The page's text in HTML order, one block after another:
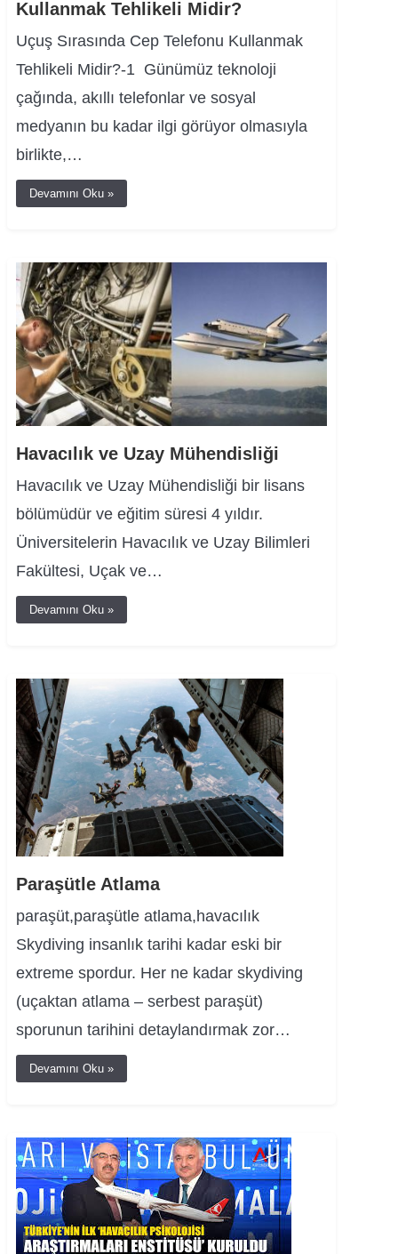
Kullanmak Tehlikeli Midir?
Uçuş Sırasında Cep Telefonu Kullanmak
Tehlikeli Midir?-1 Günümüz teknoloji
çağında, akıllı telefonlar ve sosyal
medyanın bu kadar ilgi görüyor olmasıyla
birlikte,…
Devamını Oku »
Havacılık ve Uzay Mühendisliği
Havacılık ve Uzay Mühendisliği bir lisans
bölümüdür ve eğitim süresi 4 yıldır.
Üniversitelerin Havacılık ve Uzay Bilimleri
Fakültesi, Uçak ve…
Devamını Oku »
Paraşütle Atlama
paraşüt,paraşütle atlama,havacılık
Skydiving insanlık tarihi kadar eski bir
extreme spordur. Her ne kadar skydiving
(uçaktan atlama – serbest paraşüt)
sporunun tarihini detaylandırmak zor…
Devamını Oku »